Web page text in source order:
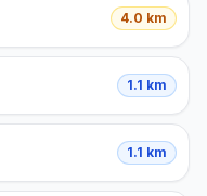
4.0 km
1.1 km
1.1 km